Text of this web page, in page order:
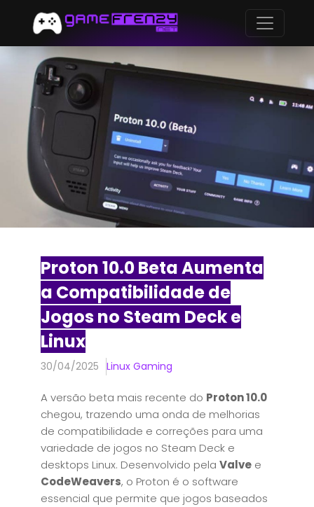
Proton 10.0 Beta Aumenta
a Compatibilidade de
Jogos no Steam Deck e
Linux
30/04/2025 Linux Gaming
A versão beta mais recente do Proton 10.0
chegou, trazendo uma onda de melhorias
de compatibilidade e correções para uma
variedade de jogos no Steam Deck e
desktops Linux. Desenvolvido pela Valve e
CodeWeavers, o Proton é o software
essencial que permite que jogos baseados